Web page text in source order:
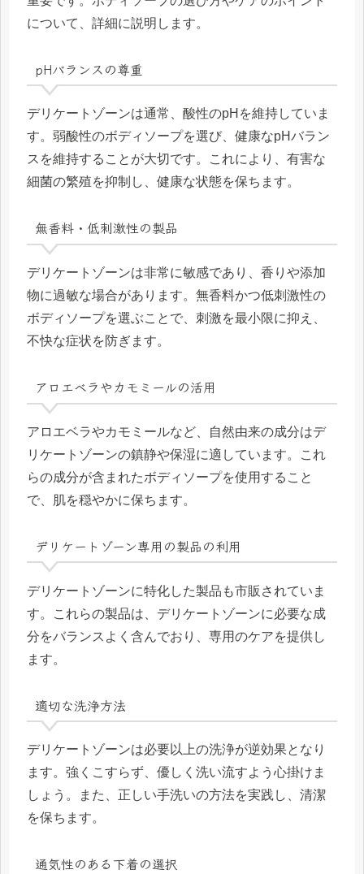
について、詳細に説明します。
pHバランスの尊重
デリケートゾーンは通常、酸性のpHを維持していま
す。弱酸性のボディソープを選び、健康なpHバラン
スを維持することが大切です。これにより、有害な
細菌の繁殖を抑制し、健康な状態を保ちます。
無香料・低刺激性の製品
デリケートゾーンは非常に敏感であり、香りや添加
物に過敏な場合があります。無香料かつ低刺激性の
ボディソープを選ぶことで、刺激を最小限に抑え、
不快な症状を防ぎます。
アロエベラやカモミールの活用
アロエベラやカモミールなど、自然由来の成分はデ
リケートゾーンの鎮静や保湿に適しています。これ
らの成分が含まれたボディソープを使用すること
で、肌を穏やかに保ちます。
デリケートゾーン専用の製品の利用
デリケートゾーンに特化した製品も市販されていま
す。これらの製品は、デリケートゾーンに必要な成
分をバランスよく含んでおり、専用のケアを提供し
ます。
適切な洗浄方法
デリケートゾーンは必要以上の洗浄が逆効果となり
ます。強くこすらず、優しく洗い流すよう心掛けま
しょう。また、正しい手洗いの方法を実践し、清潔
を保ちます。
通気性のある下着の選択